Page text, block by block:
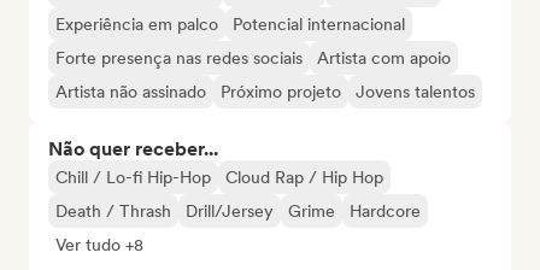
Experiência em palco
Potencial internacional
Forte presença nas redes sociais
Artista com apoio
Artista não assinado
Próximo projeto Jovens talentos
Não quer receber...
Chill / Lo-fi Hip-Hop
Cloud Rap / Hip Hop
Death / Thrash
Drill/Jersey Grime
Hardcore
Ver tudo +8